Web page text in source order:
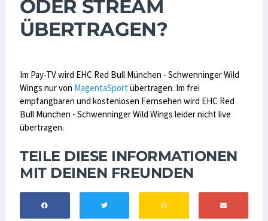
ODER STREAM
ÜBERTRAGEN?
Im Pay-TV wird EHC Red Bull München - Schwenninger Wild
Wings nur von MagentaSportübertragen. Im frei
empfangbaren und kostenlosen Fernsehen wird EHC Red
Bull München - Schwenninger Wild Wings leider nicht live
übertragen.
TEILE DIESE INFORMATIONEN
MIT DEINEN FREUNDEN